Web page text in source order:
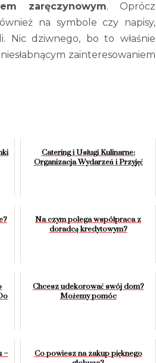
zaręczynowym. Oprócz
na symbole czy napisy,
Nic dziwnego, bo to właśnie
zainteresowaniem
Catering i Usługi Kulinarne:
Organizacja Wydarzeń i Przyjęć
Na czym polega współpraca z
doradcą kredytowym?
Chcesz udekorować swój dom?
Możemy pomóc
–
Co powiesz na zakup pięknego